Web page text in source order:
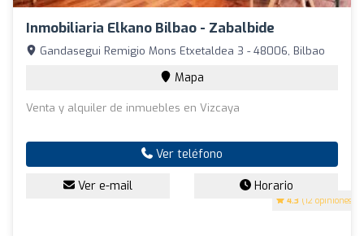
Inmobiliaria Elkano Bilbao - Zabalbide
4.3 (12 opiniones)
Gandasegui Remigio Mons Etxetaldea 3 - 48006, Bilbao
Mapa
Venta y alquiler de inmuebles en Vizcaya
Ver teléfono
Ver e-mail Horario